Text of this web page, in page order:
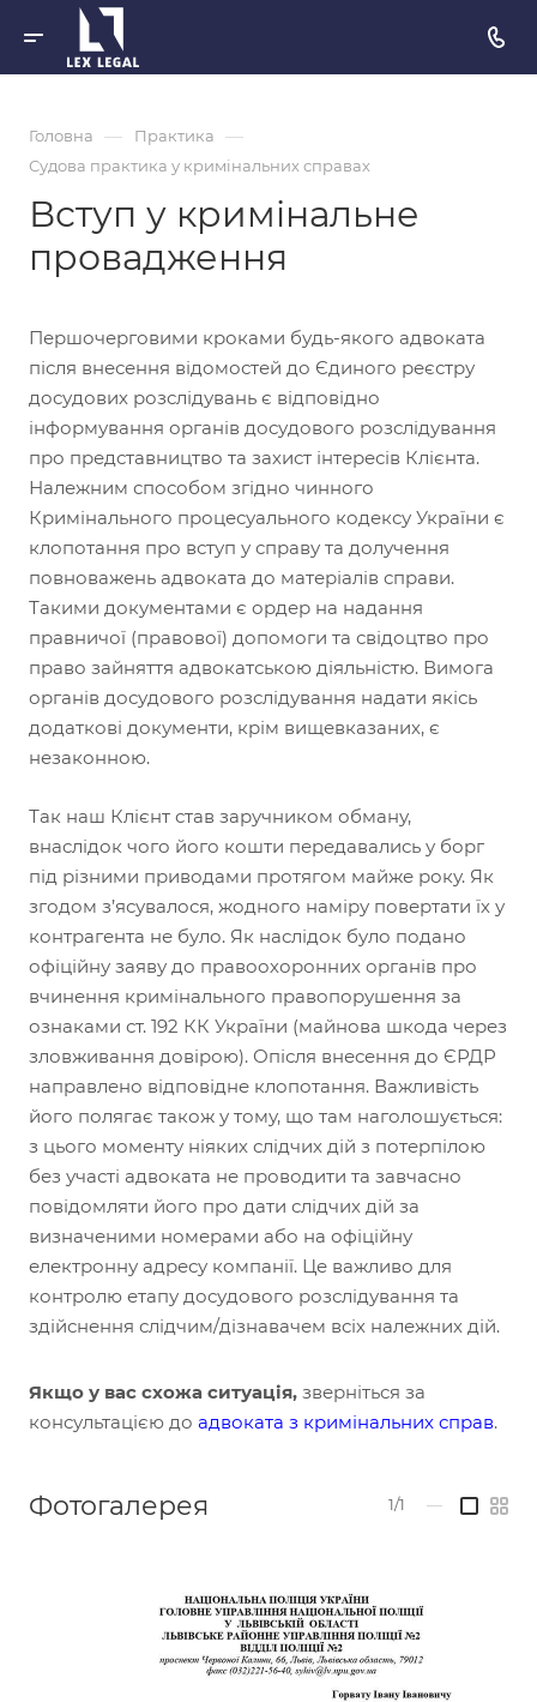
Головна — Практика —
Судова практика у кримінальних справах
Вступ у кримінальне
провадження
Першочерговими кроками будь-якого адвоката
після внесення відомостей до Єдиного реєстру
досудових розслідувань є відповідно
інформування органів досудового розслідування
про представництво та захист інтересів Клієнта.
Належним способом згідно чинного
Кримінального процесуального кодексу України є
клопотання про вступ у справу та долучення
повноважень адвоката до матеріалів справи.
Такими документами є ордер на надання
правничої (правової) допомоги та свідоцтво про
право зайняття адвокатською діяльністю. Вимога
органів досудового розслідування надати якісь
додаткові документи, крім вищевказаних, є
незаконною.
Так наш Клієнт став заручником обману,
внаслідок чого його кошти передавались у борг
під різними приводами протягом майже року. Як
згодом з’ясувалося, жодного наміру повертати їх у
контрагента не було. Як наслідок було подано
офіційну заяву до правоохоронних органів про
вчинення кримінального правопорушення за
ознаками ст. 192 КК України (майнова шкода через
зловживання довірою). Опісля внесення до ЄРДР
направлено відповідне клопотання. Важливість
його полягає також у тому, що там наголошується:
з цього моменту ніяких слідчих дій з потерпілою
без участі адвоката не проводити та завчасно
повідомляти його про дати слідчих дій за
визначеними номерами або на офіційну
електронну адресу компанії. Це важливо для
контролю етапу досудового розслідування та
здійснення слідчим/дізнавачем всіх належних дій.
Якщо у вас схожа ситуація, зверніться за
консультацією до адвоката з кримінальних справ.
Фотогалерея 1/1 —